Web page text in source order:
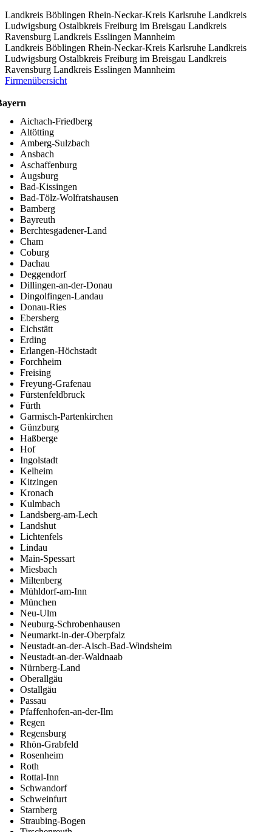
Landkreis Böblingen Rhein-Neckar-Kreis Karlsruhe Landkreis
Ludwigsburg Ostalbkreis Freiburg im Breisgau Landkreis
Ravensburg Landkreis Esslingen Mannheim
Landkreis Böblingen Rhein-Neckar-Kreis Karlsruhe Landkreis
Ludwigsburg Ostalbkreis Freiburg im Breisgau Landkreis
Ravensburg Landkreis Esslingen Mannheim
Firmenübersicht
Aichach-Friedberg
Altötting
Amberg-Sulzbach
Ansbach
Aschaffenburg
Augsburg
Bad-Kissingen
Bad-Tölz-Wolfratshausen
Bamberg
Bayreuth
Berchtesgadener-Land
Cham
Coburg
Dachau
Deggendorf
Dillingen-an-der-Donau
Dingolfingen-Landau
Donau-Ries
Ebersberg
Eichstätt
Erding
Erlangen-Höchstadt
Forchheim
Freising
Freyung-Grafenau
Fürstenfeldbruck
Fürth
Garmisch-Partenkirchen
Günzburg
Haßberge
Hof
Ingolstadt
Kelheim
Kitzingen
Kronach
Kulmbach
Landsberg-am-Lech
Landshut
Lichtenfels
Lindau
Main-Spessart
Miesbach
Miltenberg
Mühldorf-am-Inn
München
Neu-Ulm
Neuburg-Schrobenhausen
Neumarkt-in-der-Oberpfalz
Neustadt-an-der-Aisch-Bad-Windsheim
Neustadt-an-der-Waldnaab
Nürnberg-Land
Oberallgäu
Ostallgäu
Passau
Pfaffenhofen-an-der-Ilm
Regen
Regensburg
Rhön-Grabfeld
Rosenheim
Roth
Rottal-Inn
Schwandorf
Schweinfurt
Starnberg
Straubing-Bogen